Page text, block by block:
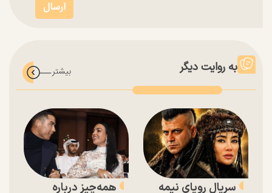
به روایت دیگر
سریال رویای نیمه
همه‌چیز درباره